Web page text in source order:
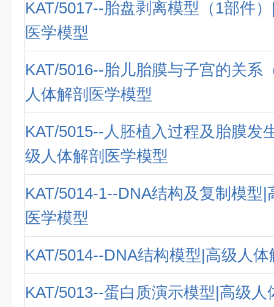
KAT/5017--胎盘剥离模型（1部件
医学模型
KAT/5016--胎儿胎膜与子宫的关系
人体解剖医学模型
KAT/5015--人胚植入过程及胎膜发
级人体解剖医学模型
KAT/5014-1--DNA结构及复制模型|
医学模型
KAT/5014--DNA结构模型|高级人
KAT/5013--蛋白质演示模型|高级人